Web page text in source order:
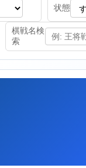
状態
棋戦名検
索